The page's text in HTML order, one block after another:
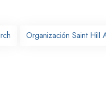
Organización Saint Hill